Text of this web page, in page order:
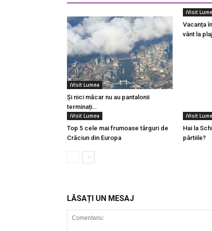
iVisit Lumea
Și nici măcar nu au pantalonii
terminați…
iVisit
Vacanța
vânt la
iVisit Lumea
Top 5 cele mai frumoase târguri de
Crăciun din Europa
iVisit
Hai la
pârtiile?
LĂSAȚI UN MESAJ